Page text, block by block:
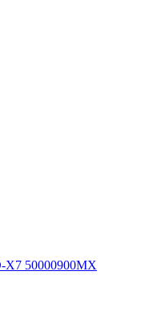
X7 50000900MX